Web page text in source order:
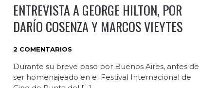
ENTREVISTA A GEORGE HILTON, POR
DARÍO COSENZA Y MARCOS VIEYTES
2 COMENTARIOS
Durante su breve paso por Buenos Aires, antes de
ser homenajeado en el Festival Internacional de